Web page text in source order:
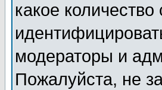
какое
модераторы и
Пожалуйста, не